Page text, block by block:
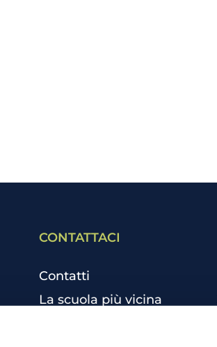
CONTATTACI
Contatti
La scuola più vicina